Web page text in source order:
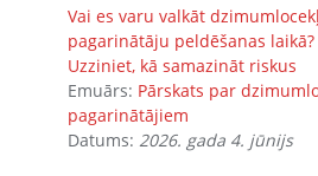
Vai es varu valkāt
pagarinātāju peldēšanas laikā?
Uzziniet, kā samazināt riskus
Emuārs: Pārskats par
pagarinātājiem
Datums: 2026. gada 4. jūnijs